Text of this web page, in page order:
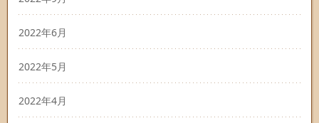
2022年6月
2022年5月
2022年4月